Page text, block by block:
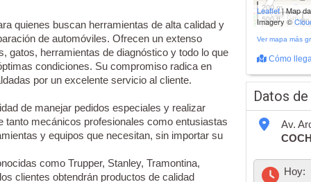
quienes buscan herramientas de alta calidad y
de automóviles. Ofrecen un extenso
gatos, herramientas de diagnóstico y todo lo que
condiciones. Su compromiso radica en
por un excelente servicio al cliente.
de manejar pedidos especiales y realizar
tanto mecánicos profesionales como entusiastas
y equipos que necesitan, sin importar su
como Trupper, Stanley, Tramontina,
clientes obtendrán productos de calidad
200 m
500 ft
Leaflet| Map
Imagery ©
Ver mapa más
Cómo
Datos
Av.
Hoy: